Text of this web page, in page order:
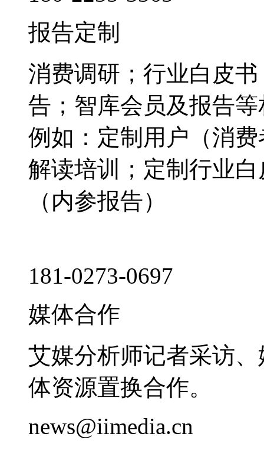
报告定制
消费调研；行业白皮
告；智库会员及报告
例如：定制用户（消
解读培训；定制行业
（内参报告）
181-0273-0697
媒体合作
艾媒分析师记者采访
体资源置换合作。
news@iimedia.cn